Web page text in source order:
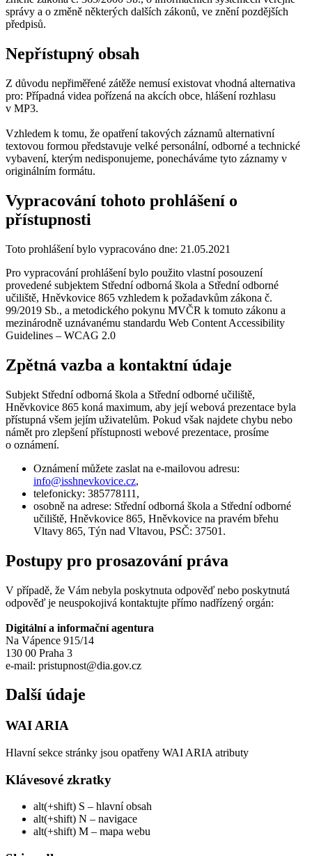
správy a o změně některých dalších zákonů, ve znění pozdějších
předpisů.
Nepřístupný obsah
Z důvodu nepřiměřené zátěže nemusí existovat vhodná alternativa
pro: Případná videa pořízená na akcích obce, hlášení rozhlasu
v MP3.
Vzhledem k tomu, že opatření takových záznamů alternativní
textovou formou představuje velké personální, odborné a technické
vybavení, kterým nedisponujeme, ponecháváme tyto záznamy v
originálním formátu.
Vypracování tohoto prohlášení o
přístupnosti
Toto prohlášení bylo vypracováno dne: 21.05.2021
Pro vypracování prohlášení bylo použito vlastní posouzení
provedené subjektem Střední odborná škola a Střední odborné
učiliště, Hněvkovice 865 vzhledem k požadavkům zákona č.
99/2019 Sb., a metodického pokynu MVČR k tomuto zákonu a
mezinárodně uznávanému standardu Web Content Accessibility
Guidelines – WCAG 2.0
Zpětná vazba a kontaktní údaje
Subjekt Střední odborná škola a Střední odborné učiliště,
Hněvkovice 865 koná maximum, aby její webová prezentace byla
přístupná všem jejím uživatelům. Pokud však najdete chybu nebo
námět pro zlepšení přístupnosti webové prezentace, prosíme
o oznámení.
Oznámení můžete zaslat na e-mailovou adresu:
info@isshnevkovice.cz,
telefonicky: 385778111,
osobně na adrese: Střední odborná škola a Střední odborné
učiliště, Hněvkovice 865, Hněvkovice na pravém břehu
Vltavy 865, Týn nad Vltavou, PSČ: 37501.
Postupy pro prosazování práva
V případě, že Vám nebyla poskytnuta odpověď nebo poskytnutá
odpověď je neuspokojivá kontaktujte přímo nadřízený orgán:
Digitální a informační agentura
Na Vápence 915/14
130 00 Praha 3
e-mail: pristupnost@dia.gov.cz
Další údaje
WAI ARIA
Hlavní sekce stránky jsou opatřeny WAI ARIA atributy
Klávesové zkratky
alt(+shift) S – hlavní obsah
alt(+shift) N – navigace
alt(+shift) M – mapa webu